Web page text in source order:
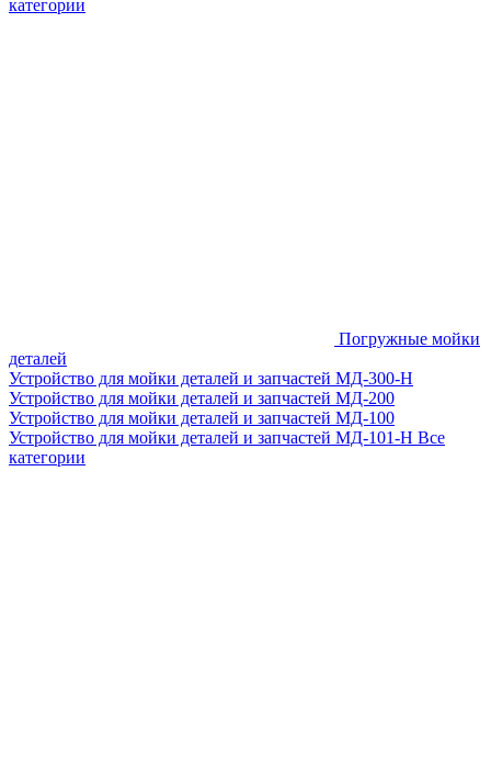
категории
Погружные мойки
деталей
Устройство для мойки деталей и запчастей МД-300-H
Устройство для мойки деталей и запчастей МД-200
Устройство для мойки деталей и запчастей МД-100
Устройство для мойки деталей и запчастей МД-101-Н Все
категории